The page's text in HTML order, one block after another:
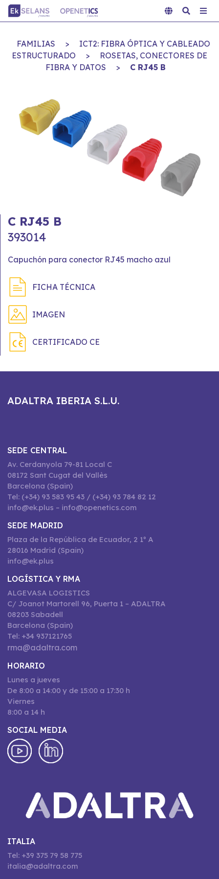
FAMILIAS >
ICT2: FIBRA ÓPTICA Y CABLEADO
ESTRUCTURADO
>
ROSETAS, CONECTORES DE
FIBRA Y DATOS
> C RJ45 B
C RJ45 B
393014
Capuchón para conector RJ45 macho azul
FICHA TÉCNICA
IMAGEN
CERTIFICADO CE
ADALTRA IBERIA S.L.U.
SEDE CENTRAL
Av. Cerdanyola 79-81 Local C
08172 Sant Cugat del Vallès
Barcelona (Spain)
Tel: (+34) 93 583 95 43 / (+34) 93 784 82 12
info@ek.plus – info@openetics.com
SEDE MADRID
Plaza de la República de Ecuador, 2 1º A
28016 Madrid (Spain)
info@ek.plus
LOGÍSTICA Y RMA
ALGEVASA LOGISTICS
C/ Joanot Martorell 96, Puerta 1 – ADALTRA
08203 Sabadell
Barcelona (Spain)
Tel: +34 937121765
rma@adaltra.com
HORARIO
Lunes a jueves
De 8:00 a 14:00 y de 15:00 a 17:30 h
Viernes
8:00 a 14 h
SOCIAL MEDIA
ITALIA
Tel: +39 375 79 58 775
italia@adaltra.com